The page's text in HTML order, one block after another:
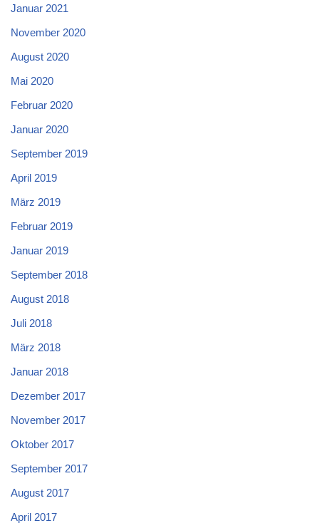
Januar 2021
November 2020
August 2020
Mai 2020
Februar 2020
Januar 2020
September 2019
April 2019
März 2019
Februar 2019
Januar 2019
September 2018
August 2018
Juli 2018
März 2018
Januar 2018
Dezember 2017
November 2017
Oktober 2017
September 2017
August 2017
April 2017